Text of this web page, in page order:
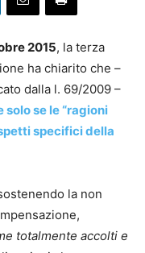
2015, la terza
ha chiarito che –
dalla l. 69/2009 –
solo se le “ragioni
specifici della
la non
totalmente accolti e